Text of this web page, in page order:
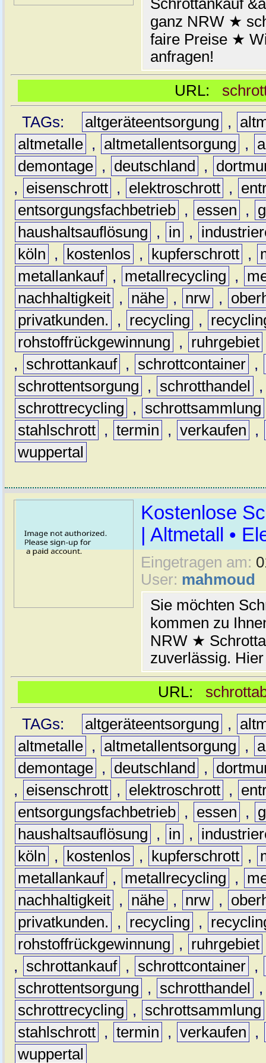
Schrottankauf
ganz NRW ★
faire Preise ★
anfragen!
URL:
TAGs:
altgeräteentsorgung ,
altmetalle , altmetallentsorgung ,
demontage , deutschland ,
,
eisenschrott , elektroschrott ,
entsorgungsfachbetrieb , essen ,
haushaltsauflösung
, in ,
köln
, kostenlos , kupferschrott ,
metallankauf , metallrecycling ,
nachhaltigkeit , nähe , nrw ,
privatkunden.
, recycling ,
rohstoffrückgewinnung
, ruhrgebiet
,
schrottankauf , schrottcontainer ,
schrottentsorgung
, schrotthandel
schrottrecycling
, schrottsammlung
stahlschrott , termin , verkaufen
,
wuppertal
Kostenlose
| Altmetall •
Eingetragen am:
User: mahmoud
Sie möchten
kommen zu
NRW ★
zuverlässig.
URL:
TAGs:
altgeräteentsorgung ,
altmetalle , altmetallentsorgung ,
demontage , deutschland ,
,
eisenschrott , elektroschrott ,
entsorgungsfachbetrieb , essen ,
haushaltsauflösung
, in ,
köln
, kostenlos , kupferschrott ,
metallankauf , metallrecycling ,
nachhaltigkeit , nähe , nrw ,
privatkunden.
, recycling ,
rohstoffrückgewinnung
, ruhrgebiet
,
schrottankauf , schrottcontainer ,
schrottentsorgung
, schrotthandel
schrottrecycling
, schrottsammlung
stahlschrott , termin , verkaufen
,
wuppertal